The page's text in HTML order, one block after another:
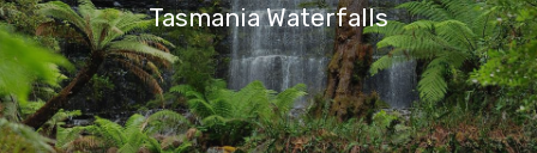
Tasmania Waterfalls